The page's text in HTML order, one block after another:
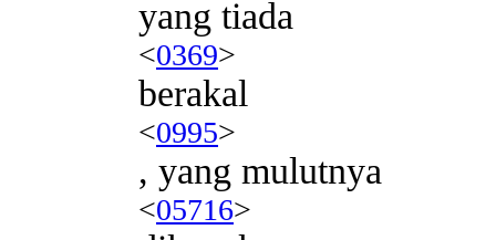
yang tiada
<0369>
berakal
<0995>
, yang mulutnya
<05716>